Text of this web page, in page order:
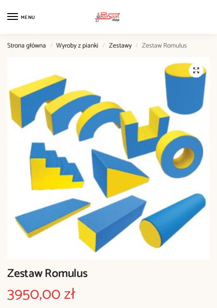
MENU
Strona główna / Wyroby z pianki / Zestawy / Zestaw Romulus
Zestaw Romulus
3950,00zł